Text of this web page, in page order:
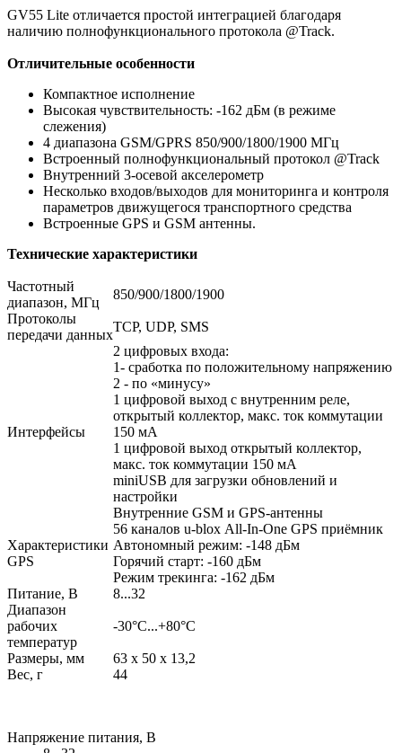
GV55 Lite отличается простой интеграцией благодаря
наличию полнофункционального протокола @Track.
Отличительные особенности
Компактное исполнение
Высокая чувствительность: -162 дБм (в режиме
слежения)
4 диапазона GSM/GPRS 850/900/1800/1900 МГц
Встроенный полнофункциональный протокол @Track
Внутренний 3-осевой акселерометр
Несколько входов/выходов для мониторинга и контроля
параметров движущегося транспортного средства
Встроенные GPS и GSM антенны.
Технические характеристики
Частотный
диапазон, МГц
850/900/1800/1900
Протоколы
передачи данных
TCP, UDP, SMS
Интерфейсы
2 цифровых входа:
1- сработка по положительному напряжению
2 - по «минусу»
1 цифровой выход с внутренним реле,
открытый коллектор, макс. ток коммутации
150 мА
1 цифровой выход открытый коллектор,
макс. ток коммутации 150 мА
miniUSB для загрузки обновлений и
настройки
Внутренние GSM и GPS-антенны
Характеристики
GPS
56 каналов u-blox All-In-One GPS приёмник
Автономный режим: -148 дБм
Горячий старт: -160 дБм
Режим трекинга: -162 дБм
Питание, В
8...32
Диапазон
рабочих
температур
-30°С...+80°С
Размеры, мм
63 х 50 х 13,2
Вес, г
44
Напряжение питания, В